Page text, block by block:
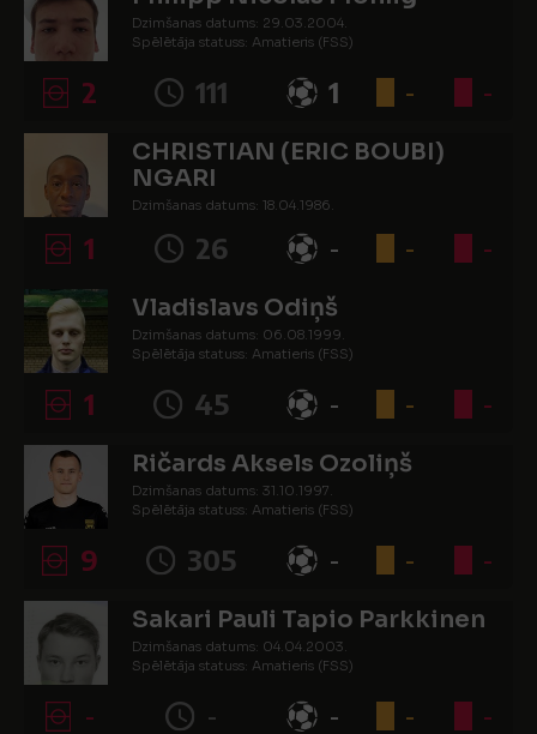
Dzimšanas datums: 29.03.2004.
Spēlētāja statuss: Amatieris (FSS)
2 111 1 - -
CHRISTIAN (ERIC BOUBI)
NGARI
Dzimšanas datums: 18.04.1986.
1 26 - - -
Vladislavs Odiņš
Dzimšanas datums: 06.08.1999.
Spēlētāja statuss: Amatieris (FSS)
1 45 - - -
Ričards Aksels Ozoliņš
Dzimšanas datums: 31.10.1997.
Spēlētāja statuss: Amatieris (FSS)
9 305 - - -
Sakari Pauli Tapio Parkkinen
Dzimšanas datums: 04.04.2003.
Spēlētāja statuss: Amatieris (FSS)
- - - - -